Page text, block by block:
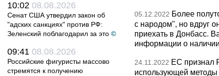
10:02 08.08.2026
Сенат США утвердил закон об
"адских санкциях" против РФ:
Зеленский поблагодарил за это ©
09:41 08.08.2026
Российские фигуристы массово
стремятся к получению
05.12.2022 Более
с народом", но вдруг
приехать в Донбасс.
информации о
24.11.2022 ЕС признал
использующей методы